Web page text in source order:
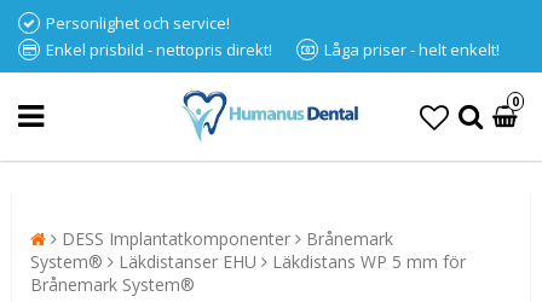
Personlighet och service!
Enkel prisbild - nettopris direkt!
Låga priser - helt enkelt!
0
DESS Implantatkomponenter
Brånemark
System®
Läkdistanser EHU
Läkdistans WP 5 mm för
Brånemark System®